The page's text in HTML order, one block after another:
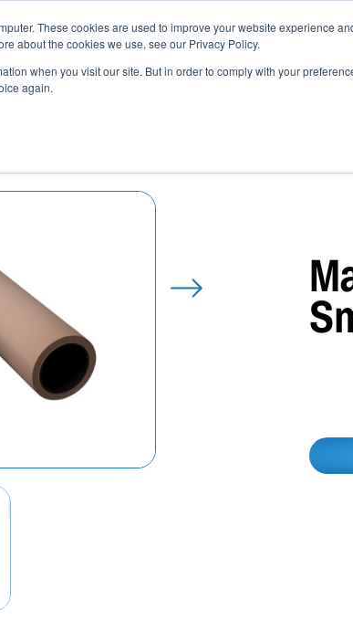
These cookies are used to improve your website experience
about the cookies we use, see our Privacy Policy.
when you visit our site. But in order to comply with your
again.
Settori Prodotti Shop News